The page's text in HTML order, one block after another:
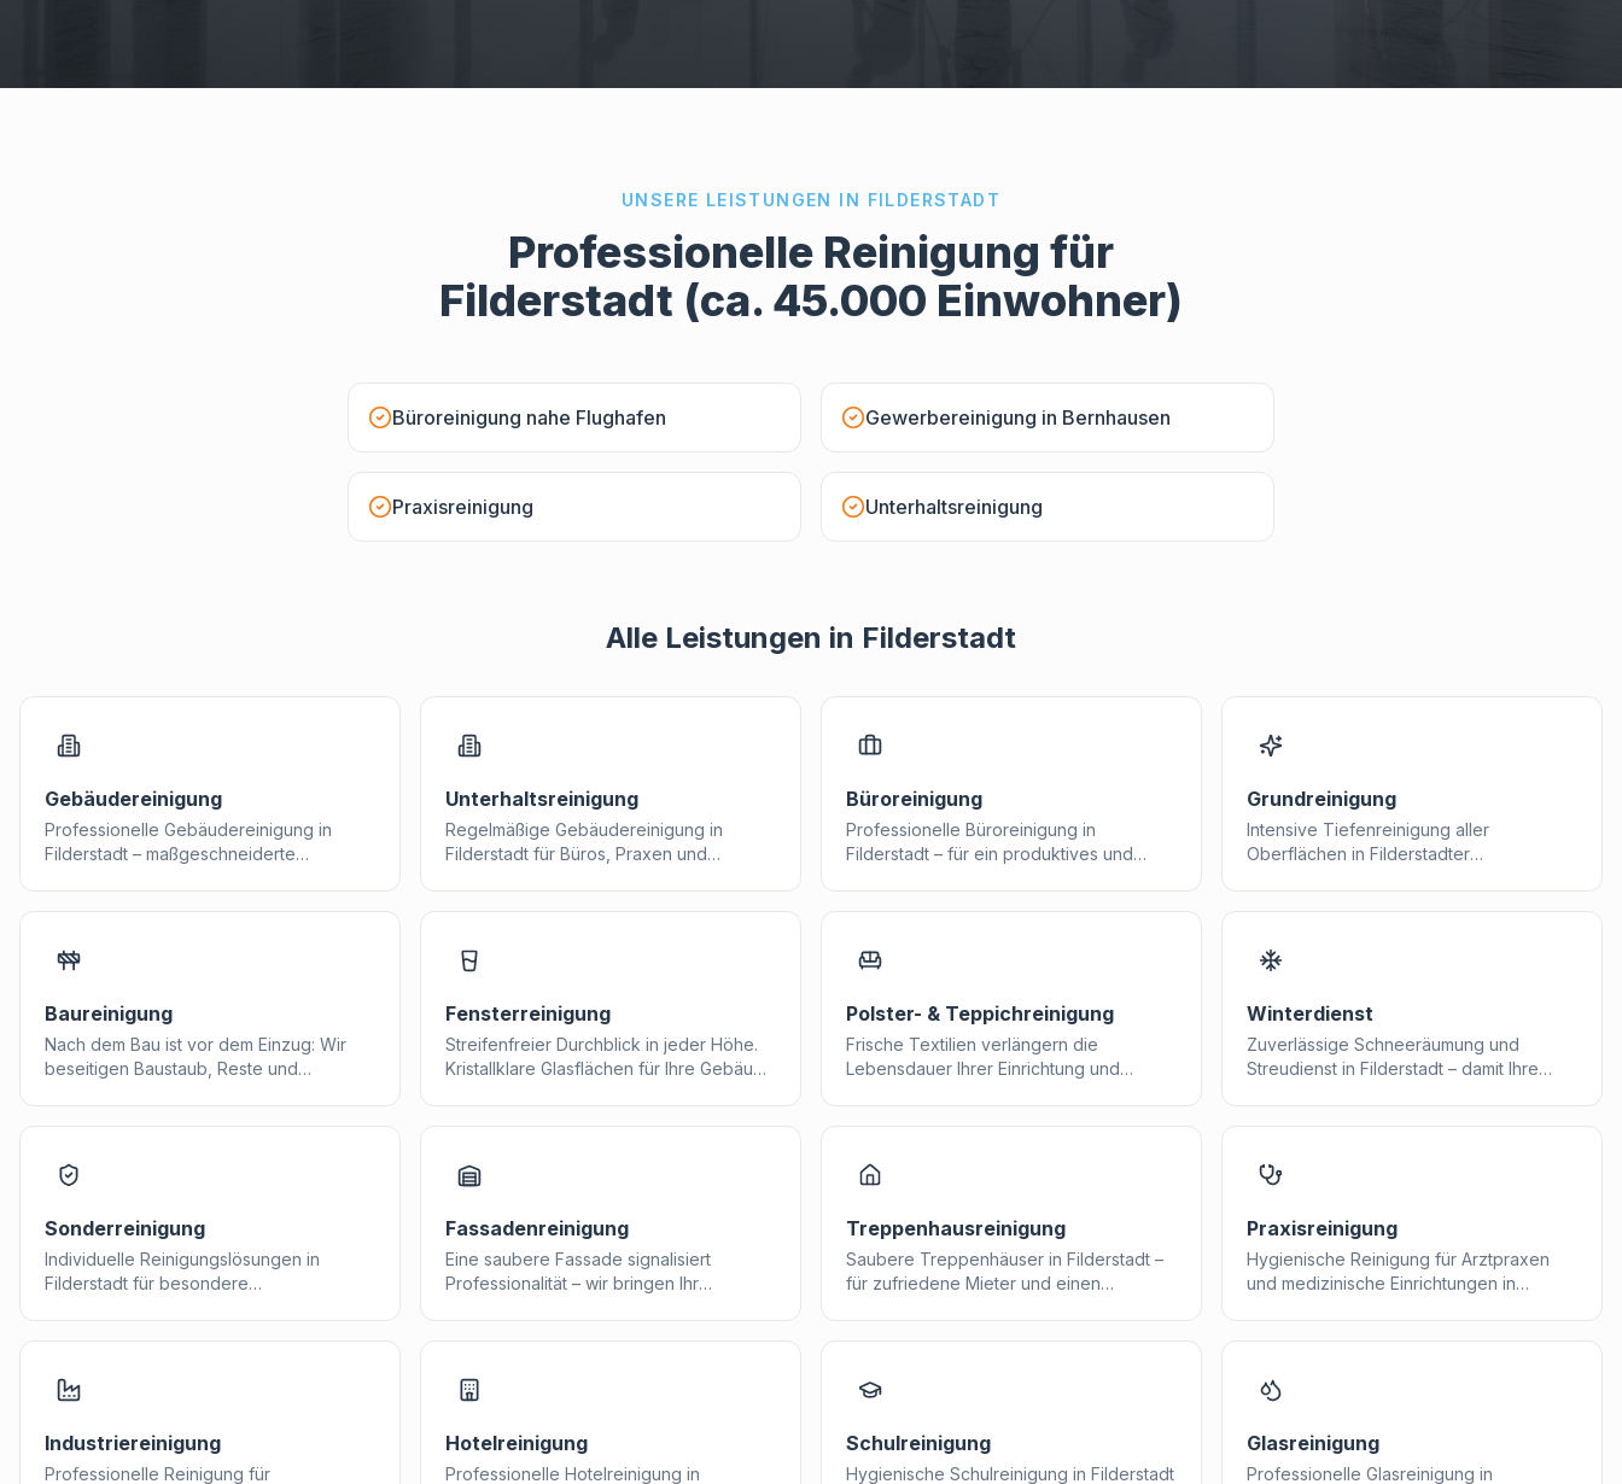
UNSERE LEISTUNGEN IN FILDERSTADT
Professionelle Reinigung für
Filderstadt (ca. 45.000 Einwohner)
Büroreinigung nahe Flughafen Gewerbereinigung in Bernhausen
Praxisreinigung Unterhaltsreinigung
Alle Leistungen in Filderstadt
Gebäudereinigung
Professionelle Gebäudereinigung in
Filderstadt – maßgeschneiderte
Unterhaltsreinigung
Regelmäßige Gebäudereinigung in
Filderstadt für Büros, Praxen und
Büroreinigung
Professionelle Büroreinigung in
Filderstadt – für ein produktives und
Grundreinigung
Intensive Tiefenreinigung aller
Oberflächen in Filderstadter
Baureinigung
Nach dem Bau ist vor dem Einzug: Wir
beseitigen Baustaub, Reste und
Fensterreinigung
Streifenfreier Durchblick in jeder Höhe.
Kristallklare Glasflächen für Ihre Gebäude
Polster- & Teppichreinigung
Frische Textilien verlängern die
Lebensdauer Ihrer Einrichtung und
Winterdienst
Zuverlässige Schneeräumung und
Streudienst in Filderstadt – damit Ihre
Sonderreinigung
Individuelle Reinigungslösungen in
Filderstadt für besondere
Fassadenreinigung
Eine saubere Fassade signalisiert
Professionalität – wir bringen Ihr
Treppenhausreinigung
Saubere Treppenhäuser in Filderstadt –
für zufriedene Mieter und einen
Praxisreinigung
Hygienische Reinigung für Arztpraxen
und medizinische Einrichtungen in
Industriereinigung
Professionelle Reinigung für
Hotelreinigung
Professionelle Hotelreinigung in
Schulreinigung
Hygienische Schulreinigung in Filderstadt
Glasreinigung
Professionelle Glasreinigung in